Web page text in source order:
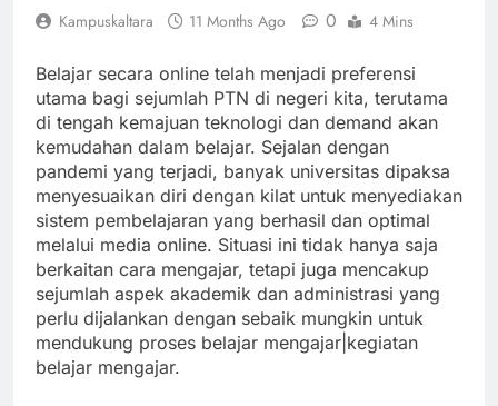
Kampuskaltara 11 Months Ago 0 4 Mins
Belajar secara online telah menjadi preferensi
utama bagi sejumlah PTN di negeri kita, terutama
di tengah kemajuan teknologi dan demand akan
kemudahan dalam belajar. Sejalan dengan
pandemi yang terjadi, banyak universitas dipaksa
menyesuaikan diri dengan kilat untuk menyediakan
sistem pembelajaran yang berhasil dan optimal
melalui media online. Situasi ini tidak hanya saja
berkaitan cara mengajar, tetapi juga mencakup
sejumlah aspek akademik dan administrasi yang
perlu dijalankan dengan sebaik mungkin untuk
mendukung proses belajar mengajar|kegiatan
belajar mengajar.